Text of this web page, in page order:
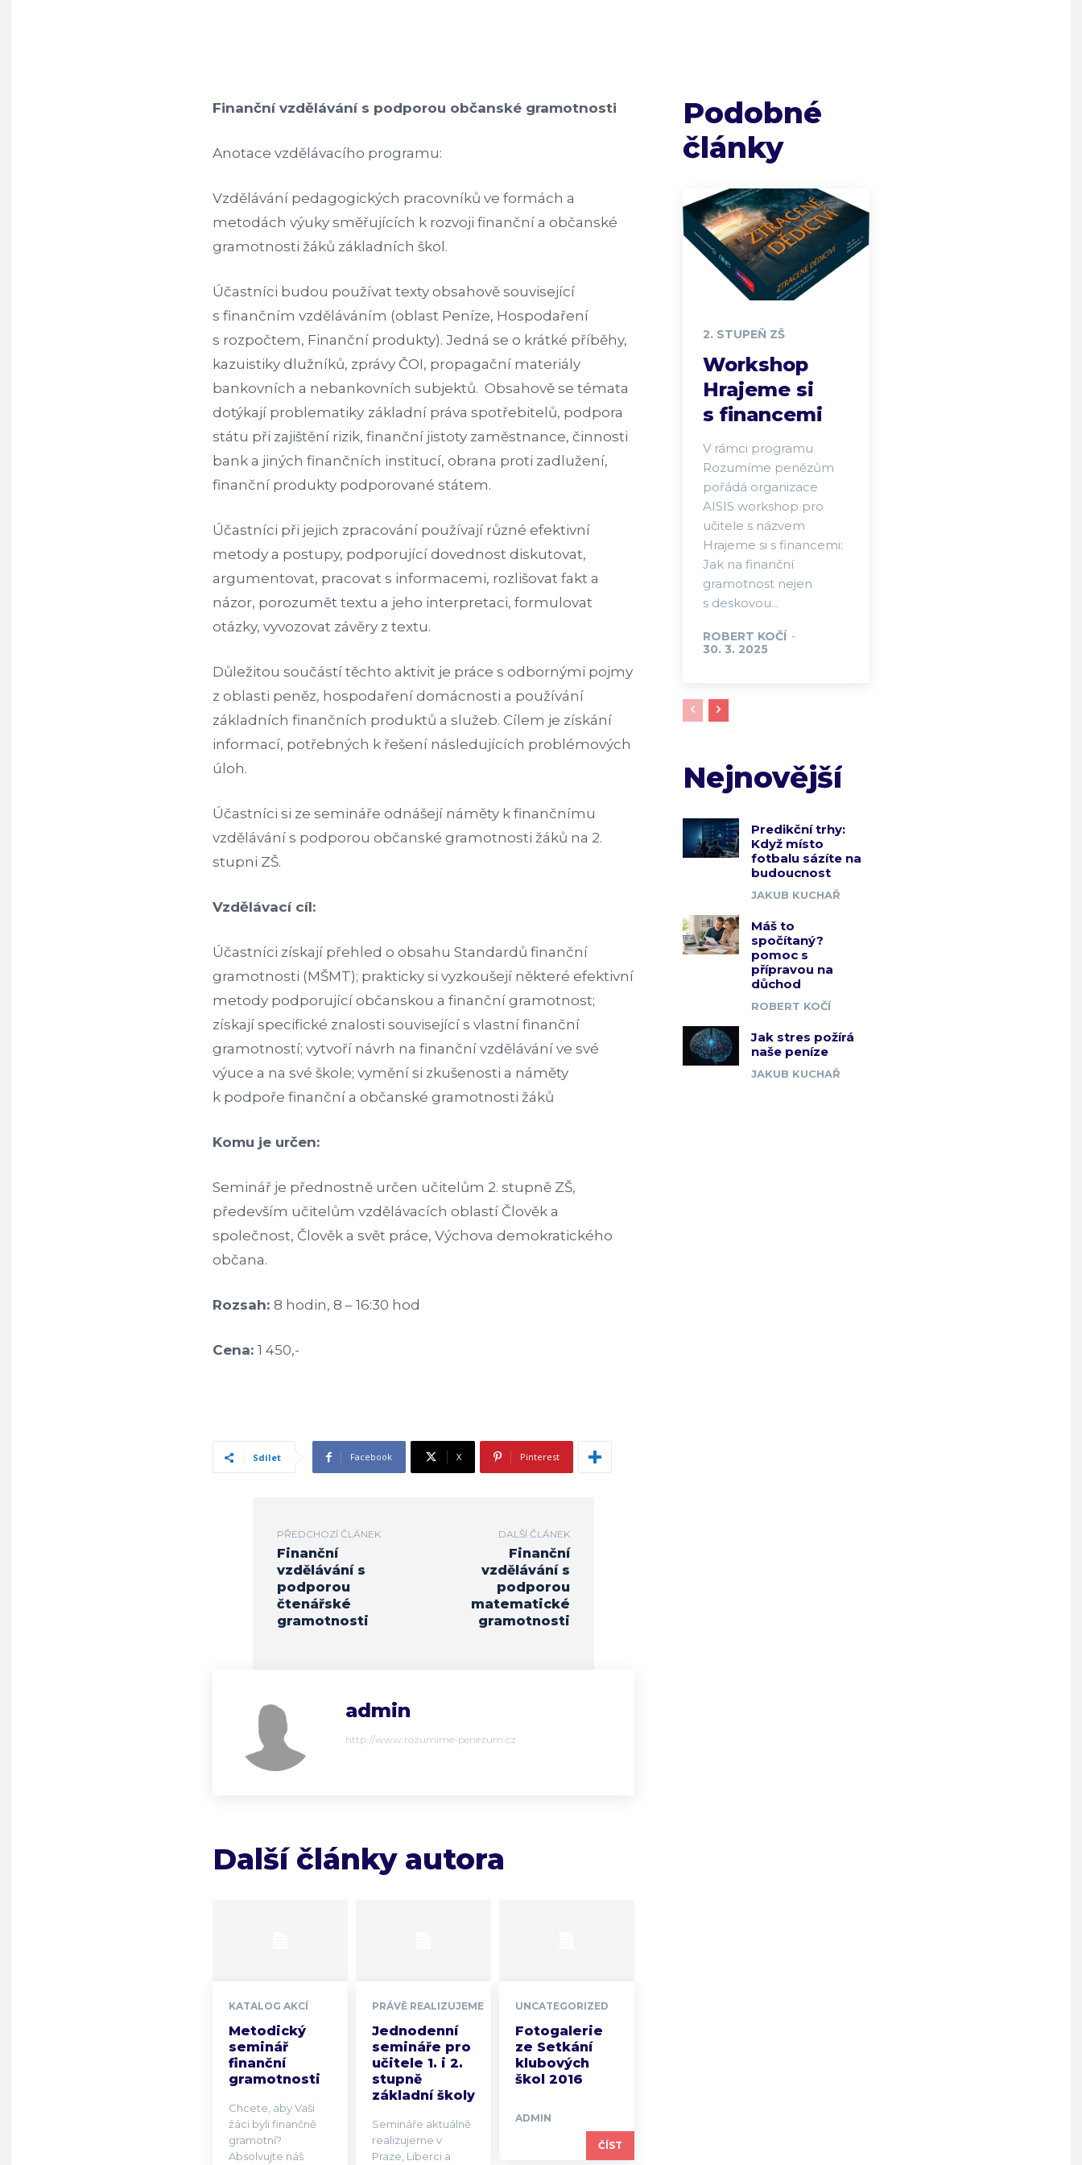
Finanční vzdělávání s podporou občanské gramotnosti
Anotace vzdělávacího programu:
Vzdělávání pedagogických pracovníků ve formách a
metodách výuky směřujících k rozvoji finanční a občanské
gramotnosti žáků základních škol.
Účastníci budou používat texty obsahově související
s finančním vzděláváním (oblast Peníze, Hospodaření
s rozpočtem, Finanční produkty). Jedná se o krátké příběhy,
kazuistiky dlužníků, zprávy ČOI, propagační materiály
bankovních a nebankovních subjektů. Obsahově se témata
dotýkají problematiky základní práva spotřebitelů, podpora
státu při zajištění rizik, finanční jistoty zaměstnance, činnosti
bank a jiných finančních institucí, obrana proti zadlužení,
finanční produkty podporované státem.
Účastníci při jejich zpracování používají různé efektivní
metody a postupy, podporující dovednost diskutovat,
argumentovat, pracovat s informacemi, rozlišovat fakt a
názor, porozumět textu a jeho interpretaci, formulovat
otázky, vyvozovat závěry z textu.
Důležitou součástí těchto aktivit je práce s odbornými pojmy
z oblasti peněz, hospodaření domácnosti a používání
základních finančních produktů a služeb. Cílem je získání
informací, potřebných k řešení následujících problémových
úloh.
Účastníci si ze semináře odnášejí náměty k finančnímu
vzdělávání s podporou občanské gramotnosti žáků na 2.
stupni ZŠ.
Vzdělávací cíl:
Účastníci získají přehled o obsahu Standardů finanční
gramotnosti (MŠMT); prakticky si vyzkoušejí některé efektivní
metody podporující občanskou a finanční gramotnost;
získají specifické znalosti související s vlastní finanční
gramotností; vytvoří návrh na finanční vzdělávání ve své
výuce a na své škole; vymění si zkušenosti a náměty
k podpoře finanční a občanské gramotnosti žáků
Komu je určen:
Seminář je přednostně určen učitelům 2. stupně ZŠ,
především učitelům vzdělávacích oblastí Člověk a
společnost, Člověk a svět práce, Výchova demokratického
občana.
Rozsah: 8 hodin, 8 – 16:30 hod
Cena: 1 450,-
Sdílet Facebook X Pinterest
PŘEDCHOZÍ ČLÁNEK
Finanční
vzdělávání s
podporou
čtenářské
gramotnosti
DALŠÍ ČLÁNEK
Finanční
vzdělávání s
podporou
matematické
gramotnosti
admin
http://www.rozumime-penezum.cz
Další články autora
KATALOG AKCÍ
Metodický
seminář
finanční
gramotnosti
Chcete, aby Vaši
žáci byli finančně
gramotní?
Absolvujte náš
PRÁVĚ REALIZUJEME
Jednodenní
semináře pro
učitele 1. i 2.
stupně
základní školy
Semináře aktuálně
realizujeme v
Praze, Liberci a
UNCATEGORIZED
Fotogalerie
ze Setkání
klubových
škol 2016
ADMIN
ČÍST
Podobné
články
2. STUPEŇ ZŠ
Workshop
Hrajeme si
s financemi
V rámci programu
Rozumíme penězům
pořádá organizace
AISIS workshop pro
učitele s názvem
Hrajeme si s financemi:
Jak na finanční
gramotnost nejen
s deskovou...
ROBERT KOČÍ -
30. 3. 2025
Nejnovější
Predikční trhy:
Když místo
fotbalu sázíte na
budoucnost
JAKUB KUCHAŘ
Máš to
spočítaný?
pomoc s
přípravou na
důchod
ROBERT KOČÍ
Jak stres požírá
naše peníze
JAKUB KUCHAŘ